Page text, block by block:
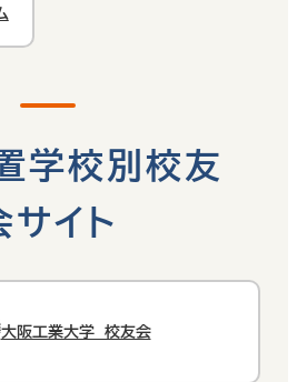
学校別校友
サイト
大阪工業大学 校友会